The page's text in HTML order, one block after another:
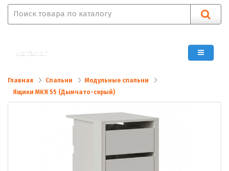
Каталог
Главная Спальни
Модульные спальни
Ящики МКЯ 55 (Дымчато-серый)